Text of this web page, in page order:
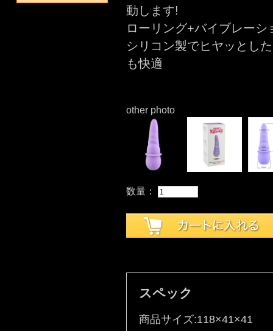
動します!
ローリング+バイブレー
シリコン製でヒヤッとし
も快適
other photo
数量：
スペック
商品サイズ:118×41×41